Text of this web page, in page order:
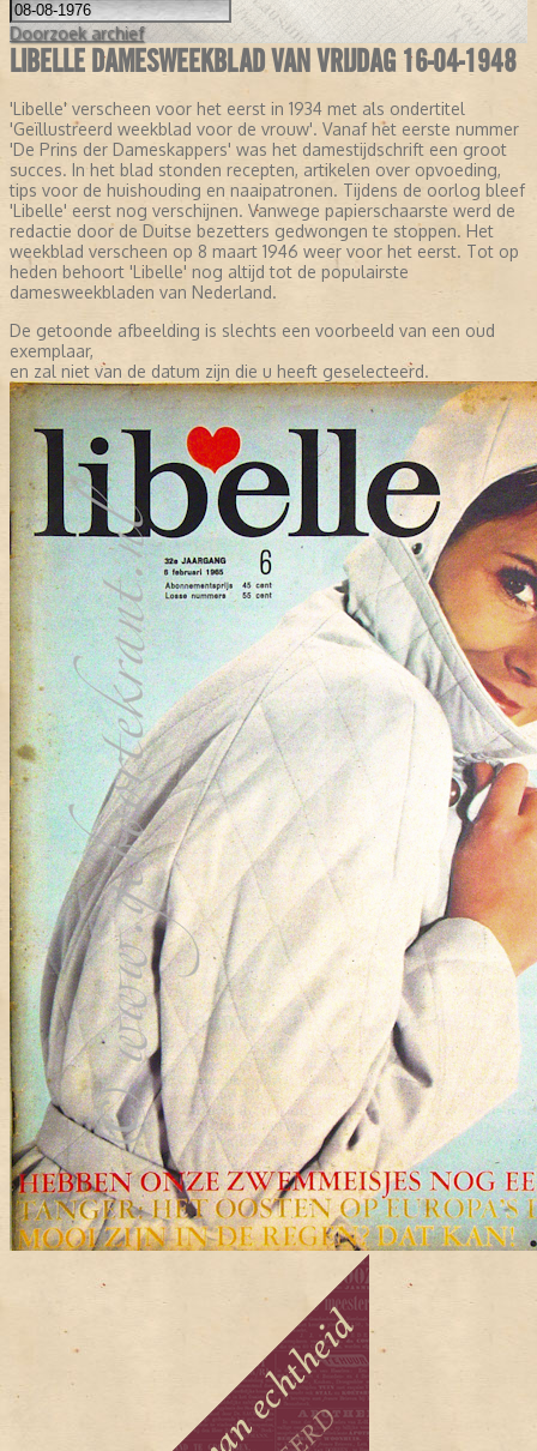
Doorzoek archief
LIBELLE DAMESWEEKBLAD VAN VRIJDAG 16-04-1948
'Libelle' verscheen voor het eerst in 1934 met als ondertitel
'Geïllustreerd weekblad voor de vrouw'. Vanaf het eerste nummer
'De Prins der Dameskappers' was het damestijdschrift een groot
succes. In het blad stonden recepten, artikelen over opvoeding,
tips voor de huishouding en naaipatronen. Tijdens de oorlog bleef
'Libelle' eerst nog verschijnen. Vanwege papierschaarste werd de
redactie door de Duitse bezetters gedwongen te stoppen. Het
weekblad verscheen op 8 maart 1946 weer voor het eerst. Tot op
heden behoort 'Libelle' nog altijd tot de populairste
damesweekbladen van Nederland.
De getoonde afbeelding is slechts een voorbeeld van een oud
exemplaar,
en zal niet van de datum zijn die u heeft geselecteerd.